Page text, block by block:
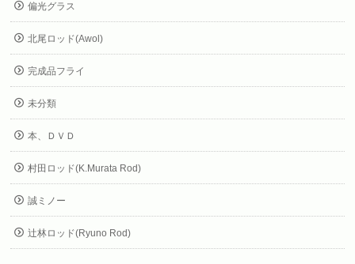
偏光グラス
北尾ロッド(Awol)
完成品フライ
未分類
本、ＤＶＤ
村田ロッド(K.Murata Rod)
誠ミノー
辻林ロッド(Ryuno Rod)